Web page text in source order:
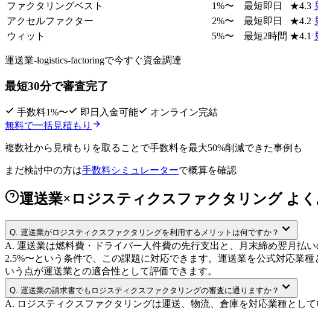
ファクタリングベスト
1%〜 最短即日 ★4.3
アクセルファクター
2%〜 最短即日 ★4.2
ウィット
5%〜 最短2時間 ★4.1
運送業-logistics-factoringで今すぐ資金調達
最短30分で審査完了
手数料1%〜 即日入金可能
オンライン完結
無料で一括見積もり
複数社から見積もりを取ることで手数料を最大50%削減できた事例も
まだ検討中の方は手数料シミュレーターで概算を確認
運送業×ロジスティクスファクタリング よ
Q. 運送業がロジスティクスファクタリングを利用するメリットは何ですか？
A. 運送業は燃料費・ドライバー人件費の先行支出と、月末締め翌月払
2.5%〜という条件で、この課題に対応できます。運送業を公式対応業
いう点が運送業との適合性として評価できます。
Q. 運送業の請求書でもロジスティクスファクタリングの審査に通りますか？
A. ロジスティクスファクタリングは運送、物流、倉庫を対応業種とし